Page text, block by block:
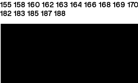
155 158 160 162 163 164 166 168 169 170
182 183 185 187 188